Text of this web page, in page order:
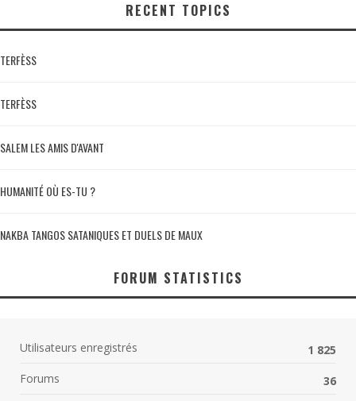
RECENT TOPICS
TERFÈSS
TERFÈSS
SALEM LES AMIS D'AVANT
HUMANITÉ OÙ ES-TU ?
NAKBA TANGOS SATANIQUES ET DUELS DE MAUX
FORUM STATISTICS
Utilisateurs enregistrés
1 825
Forums
36